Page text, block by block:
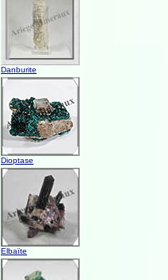
Danburite
Dioptase
Elbaïte